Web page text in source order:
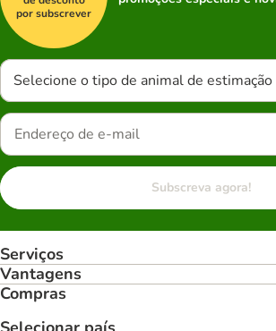
por subscrever
Selecione o tipo de animal de estimação
Subscreva agora!
Serviços
Vantagens
Compras